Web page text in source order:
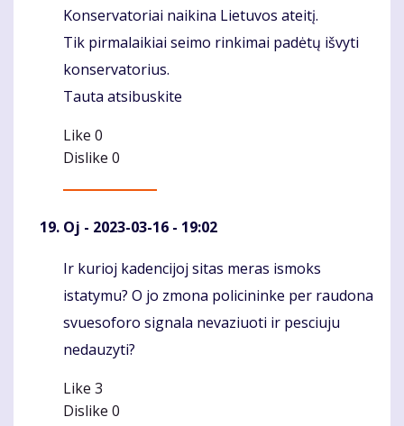
Konservatoriai naikina Lietuvos ateitį.
Tik pirmalaikiai seimo rinkimai padėtų išvyti
konservatorius.
Tauta atsibuskite
Like 0
Dislike 0
Oj - 2023-03-16 - 19:02
Komentaras
Ir kurioj kadencijoj sitas meras ismoks
istatymu? O jo zmona policininke per raudona
svuesoforo signala nevaziuoti ir pesciuju
nedauzyti?
Like 3
Dislike 0